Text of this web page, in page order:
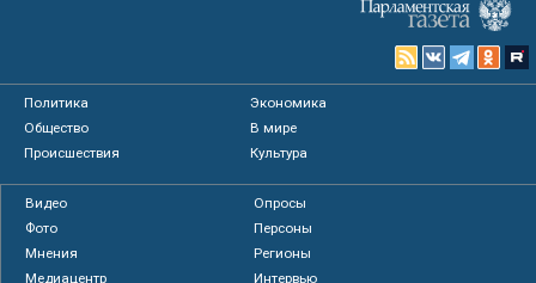
Политика
Экономика
Общество
В мире
Происшествия
Культура
Видео
Опросы
Фото
Персоны
Мнения
Регионы
Медиацентр
Интервью